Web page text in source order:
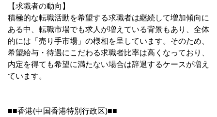
【求職者の動向】
積極的な転職活動を希望する求職者は継続して増加傾向に
ある中、転職市場でも求人が増えている背景もあり、全体
的には「売り手市場」の様相を呈しています。そのため、
希望給与・待遇にこだわる求職者比率は高くなっており、
内定を得ても希望に満たない場合は辞退するケースが増え
ています。
■■香港(中国香港特別行政区)■■